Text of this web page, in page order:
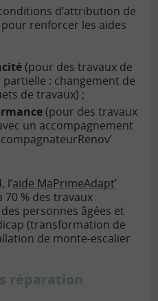
d’attribution de
pour renforcer les aides
(pour des travaux de
: changement de
de travaux) ;
(pour des travaux
un accompagnement
l’aide MaPrimeAdapt’
% des travaux
personnes âgées et
(transformation de
de monte-escalier
réparation